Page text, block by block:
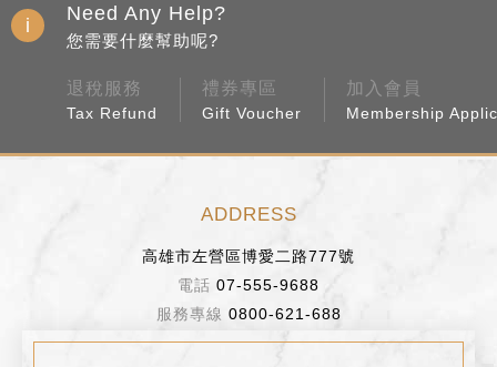
Need Any Help?
您需要什麼幫助呢?
退稅服務
Tax Refund
禮券專區
Gift Voucher
加入會員
Membership
ADDRESS
高雄市左營區博愛二路777號
07-555-9688
0800-621-688